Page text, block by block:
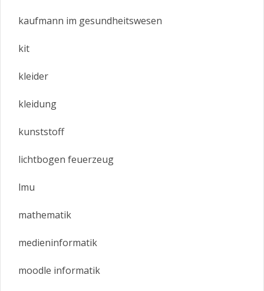
kaufmann im gesundheitswesen
kit
kleider
kleidung
kunststoff
lichtbogen feuerzeug
lmu
mathematik
medieninformatik
moodle informatik